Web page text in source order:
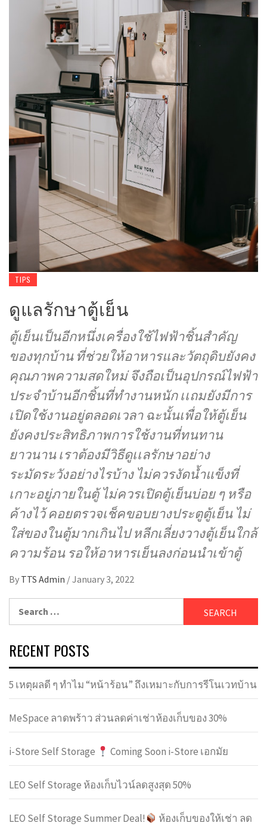
TIPS
ดูแลรักษาตู้เย็น
ตู้เย็นเป็นอีกหนึ่งเครื่องใช้ไฟฟ้าชิ้นสำคัญ
ของทุกบ้าน ที่ช่วยให้อาหารและวัตถุดิบยังคง
คุณภาพความสดใหม่ จึงถือเป็นอุปกรณ์ไฟฟ้า
ประจำบ้านอีกชิ้นที่ทำงานหนัก เเถมยังมีการ
เปิดใช้งานอยู่ตลอดเวลา ฉะนั้นเพื่อให้ตู้เย็น
ยังคงประสิทธิภาพการใช้งานที่ทนทาน
ยาวนาน เราต้องมีวิธีดูเเลรักษาอย่าง
ระมัดระวังอย่างไรบ้าง ไม่ควรงัดน้ำแข็งที่
เกาะอยู่ภายในตู้ ไม่ควรเปิดตู้เย็นบ่อย ๆ หรือ
ค้างไว้ คอยตรวจเช็คขอบยางประตูตู้เย็น ไม่
ใส่ของในตู้มากเกินไป หลีกเลี่ยงวางตู้เย็นใกล้
ความร้อน รอให้อาหารเย็นลงก่อนนำเข้าตู้
By TTS Admin /January 3, 2022
RECENT POSTS
5 เหตุผลดี ๆ ทำไม “หน้าร้อน” ถึงเหมาะกับการรีโนเวทบ้าน
MeSpace ลาดพร้าว ส่วนลดค่าเช่าห้องเก็บของ 30%
i-Store Self Storage Coming Soon i-Store เอกมัย
LEO Self Storage ห้องเก็บไวน์ลดสูงสุด 50%
LEO Self Storage Summer Deal!
ห้องเก็บของให้เช่า ลด